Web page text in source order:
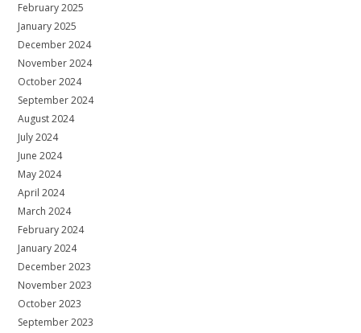
February 2025
January 2025
December 2024
November 2024
October 2024
September 2024
August 2024
July 2024
June 2024
May 2024
April 2024
March 2024
February 2024
January 2024
December 2023
November 2023
October 2023
September 2023